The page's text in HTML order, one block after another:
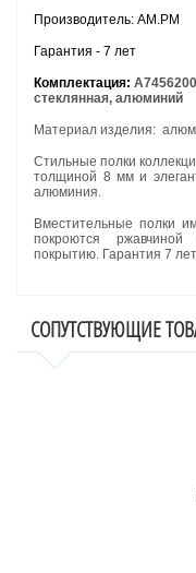
Производитель: AM.PM
Гарантия - 7 лет
Комплектация:
стеклянная, алюминий
Материал изделия:
Стильные полки
толщиной 8 мм и
алюминия.
Вместительные полки
покроются
покрытию. Гарантия 7 лет
СОПУТСТВУЮЩИЕ